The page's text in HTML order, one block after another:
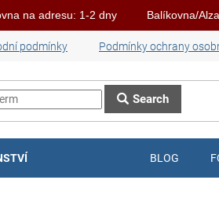
na adresu: 1-2 dny Balíkovna/
podmínky Podmínky ochrany
Search
BLOG